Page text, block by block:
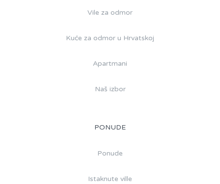
Vile za odmor
Kuće za odmor u Hrvatskoj
Apartmani
Naš izbor
PONUDE
Ponude
Istaknute ville